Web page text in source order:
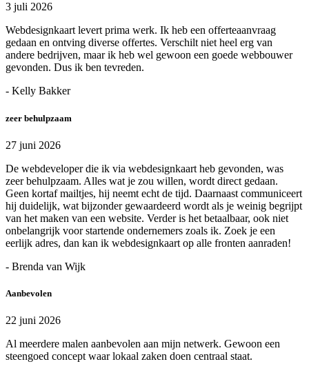
3 juli 2026
Webdesignkaart levert prima werk. Ik heb een offerteaanvraag
gedaan en ontving diverse offertes. Verschilt niet heel erg van
andere bedrijven, maar ik heb wel gewoon een goede webbouwer
gevonden. Dus ik ben tevreden.
- Kelly Bakker
zeer behulpzaam
27 juni 2026
De webdeveloper die ik via webdesignkaart heb gevonden, was
zeer behulpzaam. Alles wat je zou willen, wordt direct gedaan.
Geen kortaf mailtjes, hij neemt echt de tijd. Daarnaast communiceert
hij duidelijk, wat bijzonder gewaardeerd wordt als je weinig begrijpt
van het maken van een website. Verder is het betaalbaar, ook niet
onbelangrijk voor startende ondernemers zoals ik. Zoek je een
eerlijk adres, dan kan ik webdesignkaart op alle fronten aanraden!
- Brenda van Wijk
Aanbevolen
22 juni 2026
Al meerdere malen aanbevolen aan mijn netwerk. Gewoon een
steengoed concept waar lokaal zaken doen centraal staat.